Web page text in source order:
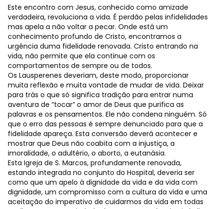
Este encontro com Jesus, conhecido como amizade
verdadeira, revoluciona a vida. É perdão pelas infidelidades
mas apela a não voltar a pecar. Onde está um
conhecimento profundo de Cristo, encontramos a
urgência duma fidelidade renovada. Cristo entrando na
vida, não permite que ela continue com os
comportamentos de sempre ou de todos.
Os Lausperenes deveriam, deste modo, proporcionar
muita reflexão e muita vontade de mudar de vida. Deixar
para trás o que só significa tradição para entrar numa
aventura de “tocar” o amor de Deus que purifica as
palavras e os pensamentos. Ele não condena ninguém. Só
que o erro das pessoas é sempre denunciado para que a
fidelidade apareça. Esta conversão deverá acontecer e
mostrar que Deus não coabita com a injustiça, a
imoralidade, o adultério, o aborto, a eutanásia.
Esta Igreja de S. Marcos, profundamente renovada,
estando integrada no conjunto do Hospital, deveria ser
como que um apelo à dignidade da vida e da vida com
dignidade, um compromisso com a cultura da vida e uma
aceitação do imperativo de cuidarmos da vida em todas